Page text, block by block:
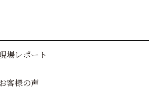
場レポート
客様の声